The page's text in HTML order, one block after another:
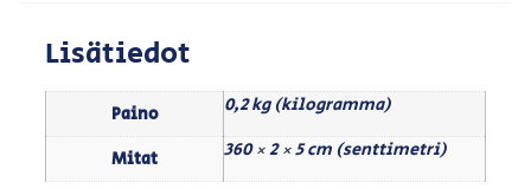
Lisätiedot
Paino 0,2 kg (kilogramma)
Mitat 360 × 2 × 5 cm (senttimetri)